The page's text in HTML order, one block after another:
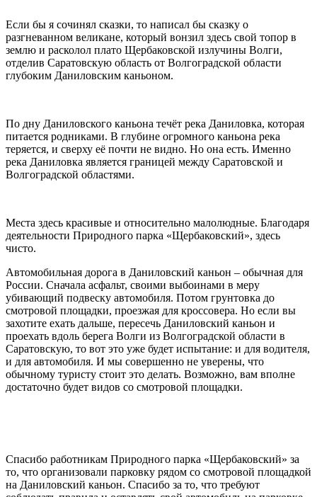
Если бы я сочинял сказки, то написал бы сказку о
разгневанном великане, который вонзил здесь свой топор в
землю и расколол плато Щербаковской излучины Волги,
отделив Саратовскую область от Волгоградской области
глубоким Даниловским каньоном.
По дну Даниловского каньона течёт река Даниловка, которая
питается родниками. В глубине огромного каньона река
теряется, и сверху её почти не видно. Но она есть. Именно
река Даниловка является границей между Саратовской и
Волгоградской областями.
Места здесь красивые и относительно малолюдные. Благодаря
деятельности Природного парка «Щербаковский», здесь
чисто.
Автомобильная дорога в Даниловский каньон – обычная для
России. Сначала асфальт, своими выбоинами в меру
убивающий подвеску автомобиля. Потом грунтовка до
смотровой площадки, проезжая для кроссовера. Но если вы
захотите ехать дальше, пересечь Даниловский каньон и
проехать вдоль берега Волги из Волгоградской области в
Саратовскую, то вот это уже будет испытание: и для водителя,
и для автомобиля. И мы совершенно не уверены, что
обычному туристу стоит это делать. Возможно, вам вполне
достаточно будет видов со смотровой площадки.
Спасибо работникам Природного парка «Щербаковский» за
то, что организовали парковку рядом со смотровой площадкой
на Даниловский каньон. Спасибо за то, что требуют